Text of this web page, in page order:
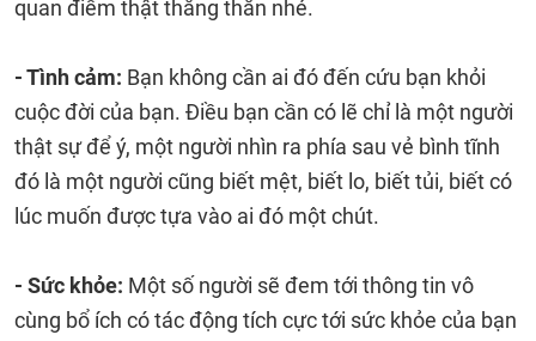
quan điểm thật thẳng thắn nhé.
- Tình cảm: Bạn không cần ai đó đến cứu bạn khỏi
cuộc đời của bạn. Điều bạn cần có lẽ chỉ là một người
thật sự để ý, một người nhìn ra phía sau vẻ bình tĩnh
đó là một người cũng biết mệt, biết lo, biết tủi, biết có
lúc muốn được tựa vào ai đó một chút.
- Sức khỏe: Một số người sẽ đem tới thông tin vô
cùng bổ ích có tác động tích cực tới sức khỏe của bạn